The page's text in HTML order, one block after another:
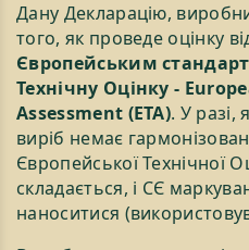
Дану Декларацію,
того, як проведе оцінку
Європейським
Технічну Оцінку -
Assessment (ЕТА). У разі,
виріб немає
Європейської Технічної
складається, і СЄ
наноситися